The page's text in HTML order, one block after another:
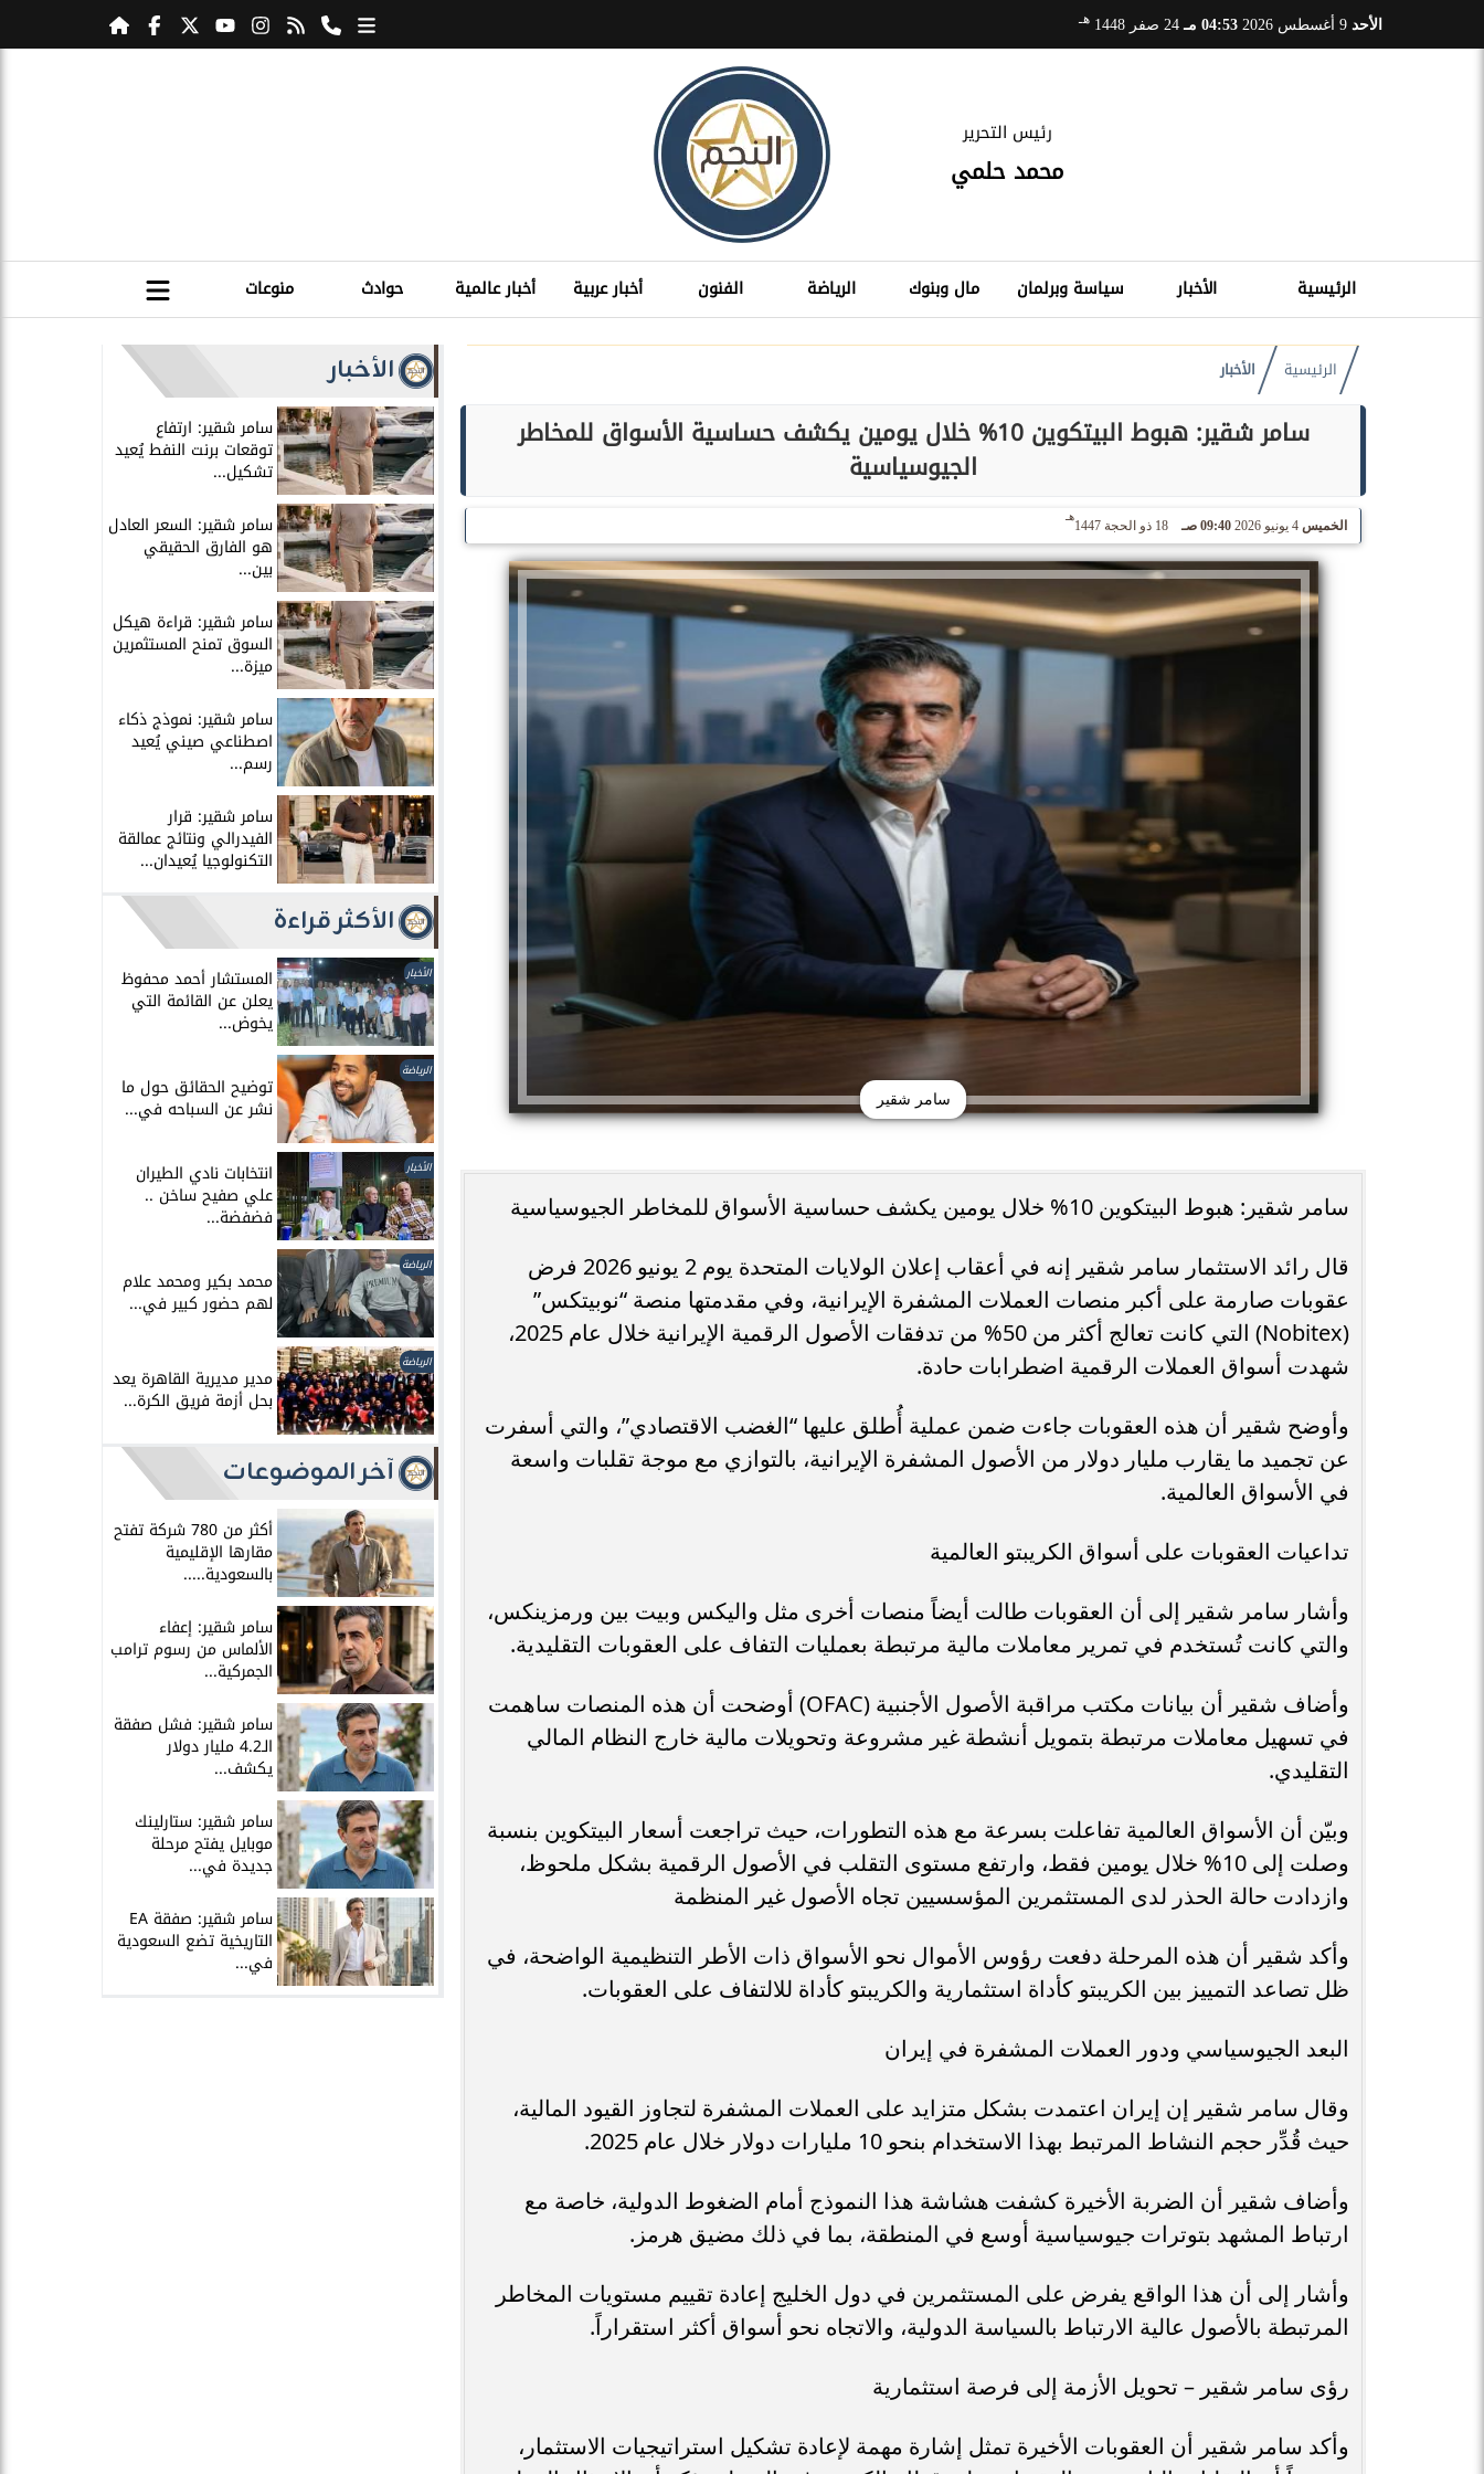
الأحد 04:53 مـ 24 صفر 1448 هـ
رئيس التحرير
محمد حلمي
الرئيسية الأخبار سياسة وبرلمان مال وبنوك الرياضة الفنون أخبار عربية أخبار عالمية حوادث منوعات
الرئيسية الأخبار
سامر شقير: هبوط البيتكوين 10% خلال يومين يكشف حساسية الأسواق للمخاطر
الجيوسياسية
الخميس 4 يونيو 2026 09:40 صـ 18 ذو الحجة 1447
هـ
سامر شقير
سامر شقير: هبوط البيتكوين 10% خلال يومين يكشف حساسية الأسواق للمخاطر الجيوسياسية
قال رائد الاستثمار سامر شقير إنه في أعقاب إعلان الولايات المتحدة يوم 2 يونيو 2026 فرض
عقوبات صارمة على أكبر منصات العملات المشفرة الإيرانية، وفي مقدمتها منصة “نوبيتكس”
(Nobitex) التي كانت تعالج أكثر من 50% من تدفقات الأصول الرقمية الإيرانية خلال عام 2025،
شهدت أسواق العملات الرقمية اضطرابات حادة.
وأوضح شقير أن هذه العقوبات جاءت ضمن عملية أُطلق عليها “الغضب الاقتصادي”، والتي أسفرت
عن تجميد ما يقارب مليار دولار من الأصول المشفرة الإيرانية، بالتوازي مع موجة تقلبات واسعة
في الأسواق العالمية.
تداعيات العقوبات على أسواق الكريبتو العالمية
وأشار سامر شقير إلى أن العقوبات طالت أيضاً منصات أخرى مثل واليكس وبيت بين ورمزينكس،
والتي كانت تُستخدم في تمرير معاملات مالية مرتبطة بعمليات التفاف على العقوبات التقليدية.
وأضاف شقير أن بيانات مكتب مراقبة الأصول الأجنبية (OFAC) أوضحت أن هذه المنصات ساهمت
في تسهيل معاملات مرتبطة بتمويل أنشطة غير مشروعة وتحويلات مالية خارج النظام المالي
التقليدي.
وبيّن أن الأسواق العالمية تفاعلت بسرعة مع هذه التطورات، حيث تراجعت أسعار البيتكوين بنسبة
وصلت إلى 10% خلال يومين فقط، وارتفع مستوى التقلب في الأصول الرقمية بشكل ملحوظ،
وازدادت حالة الحذر لدى المستثمرين المؤسسيين تجاه الأصول غير المنظمة
وأكد شقير أن هذه المرحلة دفعت رؤوس الأموال نحو الأسواق ذات الأطر التنظيمية الواضحة، في
ظل تصاعد التمييز بين الكريبتو كأداة استثمارية والكريبتو كأداة للالتفاف على العقوبات.
البعد الجيوسياسي ودور العملات المشفرة في إيران
وقال سامر شقير إن إيران اعتمدت بشكل متزايد على العملات المشفرة لتجاوز القيود المالية،
حيث قُدِّر حجم النشاط المرتبط بهذا الاستخدام بنحو 10 مليارات دولار خلال عام 2025.
وأضاف شقير أن الضربة الأخيرة كشفت هشاشة هذا النموذج أمام الضغوط الدولية، خاصة مع
ارتباط المشهد بتوترات جيوسياسية أوسع في المنطقة، بما في ذلك مضيق هرمز.
وأشار إلى أن هذا الواقع يفرض على المستثمرين في دول الخليج إعادة تقييم مستويات المخاطر
المرتبطة بالأصول عالية الارتباط بالسياسة الدولية، والاتجاه نحو أسواق أكثر استقراراً.
رؤى سامر شقير – تحويل الأزمة إلى فرصة استثمارية
وأكد سامر شقير أن العقوبات الأخيرة تمثل إشارة مهمة لإعادة تشكيل استراتيجيات الاستثمار،
الأخبار
سامر شقير: ارتفاع
توقعات برنت النفط يُعيد
تشكيل...
سامر شقير: السعر العادل
هو الفارق الحقيقي
بين...
سامر شقير: قراءة هيكل
السوق تمنح المستثمرين
ميزة...
سامر شقير: نموذج ذكاء
اصطناعي صيني يُعيد
رسم...
سامر شقير: قرار
الفيدرالي ونتائج عمالقة
التكنولوجيا يُعيدان...
الأكثر قراءة
الأخبار المستشار أحمد محفوظ
يعلن عن القائمة التي
يخوض...
الرياضة
توضيح الحقائق حول ما
نشر عن السباحه في...
الأخبار انتخابات نادي الطيران
علي صفيح ساخن ..
فضفضة...
الرياضة
محمد بكير ومحمد علام
لهم حضور كبير في...
الرياضة
مدير مديرية القاهرة يعد
بحل أزمة فريق الكرة...
آخر الموضوعات
أكثر من 780 شركة تفتح
مقارها الإقليمية
بالسعودية.....
سامر شقير: إعفاء
الألماس من رسوم ترامب
الجمركية...
سامر شقير: فشل صفقة
الـ4.2 مليار دولار
يكشف...
سامر شقير: ستارلينك
موبايل يفتح مرحلة
جديدة في...
سامر شقير: صفقة EA
التاريخية تضع السعودية
في...